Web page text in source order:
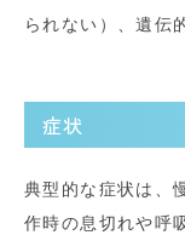
られない）、遺伝
症状
典型的な症状は、
作時の息切れや呼